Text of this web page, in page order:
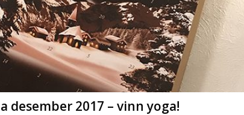
desember 2017 – vinn yoga!